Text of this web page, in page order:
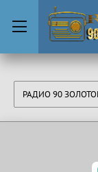
РАДИО 90